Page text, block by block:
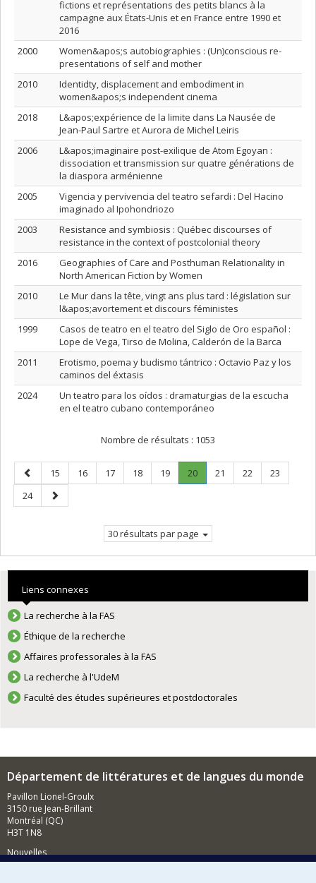
fictions et représentations des petits blancs à la
campagne aux États-Unis et en France entre 1990 et
2016
2000
Women&apos;s autobiographies : (Un)conscious re-
presentations of self and mother
2010
Identidty, displacement and embodiment in
women&apos;s independent cinema
2018
L&apos;expérience de la limite dans La Nausée de
Jean-Paul Sartre et Aurora de Michel Leiris
2006
L&apos;imaginaire post-exilique de Atom Egoyan :
dissociation et transmission sur quatre générations de
la diaspora arménienne
2005
Vigencia y pervivencia del teatro sefardi : Del Hacino
imaginado al Ipohondriozo
2003
Resistance and symbiosis : Québec discourses of
resistance in the context of postcolonial theory
2016
Geographies of Care and Posthuman Relationality in
North American Fiction by Women
2010
Le Mur dans la tête, vingt ans plus tard : législation sur
l&apos;avortement et discours féministes
1999
Casos de teatro en el teatro del Siglo de Oro español :
Lope de Vega, Tirso de Molina, Calderón de la Barca
2011
Erotismo, poema y budismo tántrico : Octavio Paz y los
caminos del éxtasis
2024
Un teatro para los oídos : dramaturgias de la escucha
en el teatro cubano contemporáneo
Nombre de résultats : 1053
Page
précédente
Page
15 Page
16 Page
17 Page
18 Page
19 Page
20.
Page
Page
21 Page
22 Page
23
Page
24
Page
suivante
30 résultats par page
Liens connexes
La recherche à la FAS
Éthique de la recherche
Affaires professorales à la FAS
La recherche à l'UdeM
Faculté des études supérieures et postdoctorales
Département de littératures et de langues du monde
Pavillon Lionel-Groulx
3150 rue Jean-Brillant
Montréal (QC)
H3T 1N8
Nouvelles